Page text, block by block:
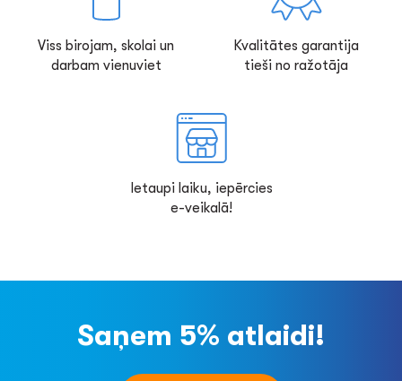
Viss birojam, skolai un
darbam vienuviet
Kvalitātes garantija
tieši no ražotāja
Ietaupi laiku, iepērcies
e-veikalā!
Saņem 5% atlaidi!